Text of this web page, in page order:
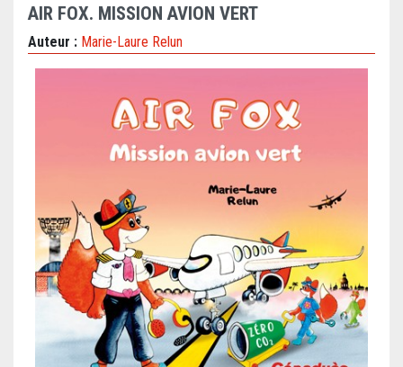
AIR FOX. MISSION AVION VERT
Auteur : Marie-Laure Relun